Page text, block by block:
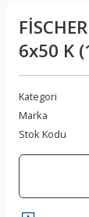
6x50 K
Kategori
Marka
Stok Kodu